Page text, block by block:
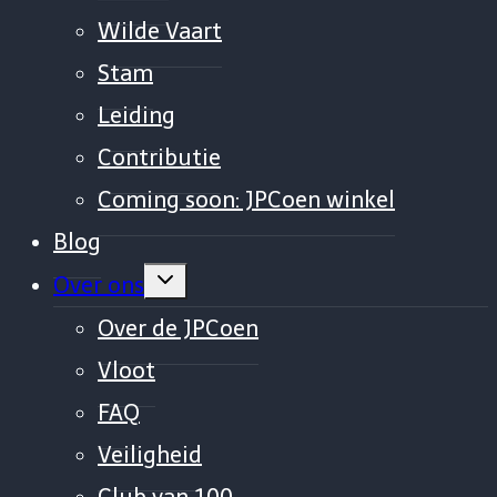
Wilde Vaart
Stam
Leiding
Contributie
Coming soon: JPCoen winkel
Blog
Over ons
Vouw
uit
Over de JPCoen
Vloot
FAQ
Veiligheid